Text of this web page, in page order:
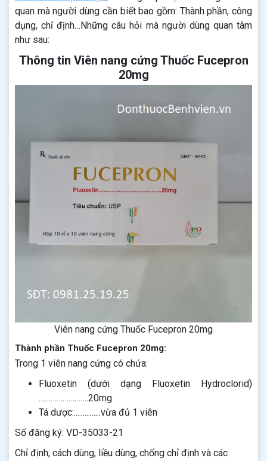
quan mà người dùng cần biết bao gồm: Thành phần, công
dụng, chỉ định…Những câu hỏi mà người dùng quan tâm
như sau:
Thông tin Viên nang cứng Thuốc Fucepron
20mg
Viên nang cứng Thuốc Fucepron 20mg
Thành phần Thuốc Fucepron 20mg:
Trong 1 viên nang cứng có chứa:
Fluoxetin (dưới dạng Fluoxetin Hydroclorid)
…………………….20mg
Tá dược:...............vừa đủ 1 viên
Số đăng ký: VD-35033-21
Chỉ định, cách dùng, liều dùng, chống chỉ định và các